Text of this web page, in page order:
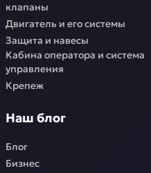
клапаны
Двигатель и его системы
Защита и навесы
Кабина оператора и система
управления
Крепеж
Наш блог
Блог
Бизнес